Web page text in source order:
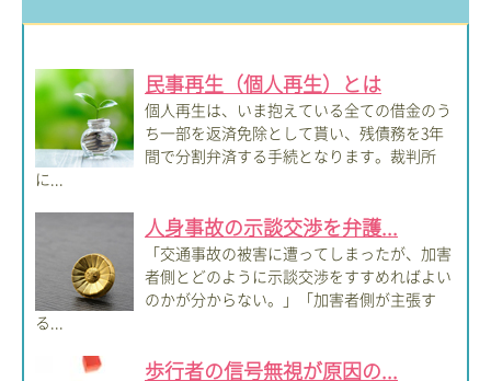
民事再生（個人再生）とは
個人再生は、いま抱えている全ての借金のう
ち一部を返済免除として貰い、残債務を3年
間で分割弁済する手続となります。裁判所
に...
人身事故の示談交渉を弁護...
「交通事故の被害に遭ってしまったが、加害
者側とどのように示談交渉をすすめればよい
のかが分からない。」「加害者側が主張す
る...
歩行者の信号無視が原因の...